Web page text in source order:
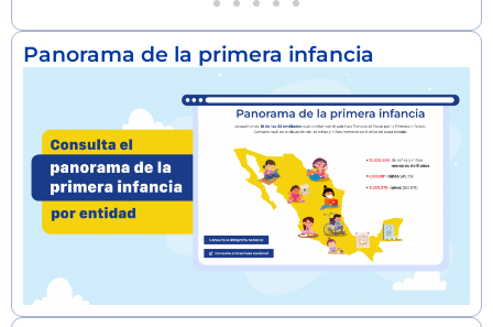
Panorama de la primera infancia